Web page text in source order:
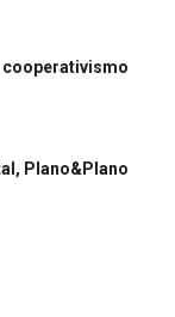
cooperativismo
Plano&Plano